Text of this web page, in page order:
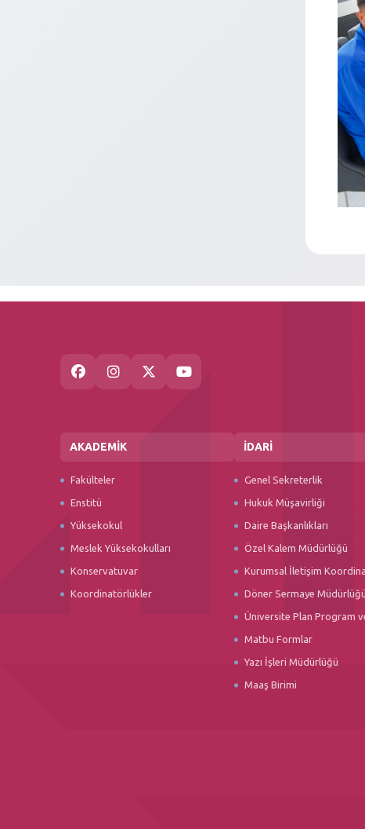
AKADEMİK
Fakülteler
Enstitü
Yüksekokul
Meslek Yüksekokulları
Konservatuvar
Koordinatörlükler
İDARİ
Genel Sekreterlik
Hukuk Müşavirliği
Daire Başkanlıkları
Özel Kalem Müdürlüğü
Kurumsal İletişim
Döner Sermaye Müdürlüğü
Üniversite Plan Program
Matbu Formlar
Yazı İşleri Müdürlüğü
Maaş Birimi